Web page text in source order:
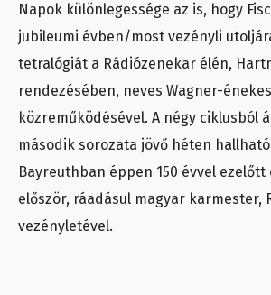
Napok különlegessége az is, hogy
jubileumi évben/most vezényli
tetralógiát a Rádiózenekar élén,
rendezésében, neves Wagner-
közreműködésével. A négy ciklusból
második sorozata jövő héten
Bayreuthban éppen 150 évvel
először, ráadásul magyar karmester,
vezényletével.